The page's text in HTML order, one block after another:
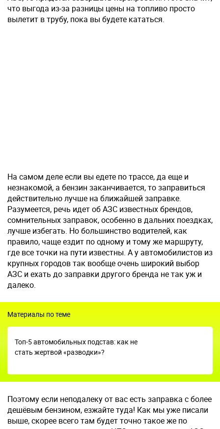
что выгода из-за разницы цены на топливо просто
вылетит в трубу, пока вы будете кататься.
На самом деле если вы едете по трассе, да еще и
незнакомой, а бензин заканчивается, то заправиться
действительно лучше на ближайшей заправке.
Разумеется, речь идет об АЗС известных брендов,
сомнительных заправок, особенно в дальних поездках,
лучше избегать. Но большинство водителей, как
правило, чаще ездит по одному и тому же маршруту,
где все точки на пути известны. А у автомобилистов из
крупных городов так вообще очень широкий выбор
АЗС и ехать до заправки другого бренда не так уж и
далеко.
Материалы по теме
Топ-5 автомобильных подстав: как не
стать жертвой «разводки»?
Поэтому если неподалеку от вас есть заправка с более
дешёвым бензином, езжайте туда! Как мы уже писали
выше, скорее всего там будет точно такое же по